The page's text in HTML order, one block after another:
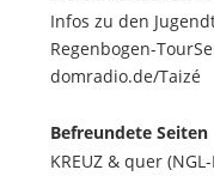
Infos zu den
Regenbogen-
domradio.de/Taizé
Befreundete Seiten
KREUZ & quer